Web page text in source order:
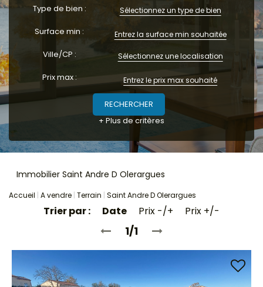
Locaux commerciaux
L'agence
Type de bien : Sélectionnez un type de bien
Surface min :
Ville/CP : Sélectionnez une localisation
Prix max :
+ Plus de critères
Immobilier Saint Andre D Olerargues
Accueil A vendre Terrain Saint Andre D Olerargues
Trier par : Date Prix -/+ Prix +/-
1/1